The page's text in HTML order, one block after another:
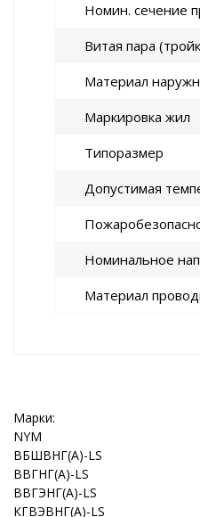
Номин. сечение
Витая пара
Материал
Маркировка жил
Типоразмер
Допустимая
Номинальное
Материал
Марки:
NYM
ВБШВНГ(A)-LS
ВВГНГ(A)-LS
ВВГЭНГ(A)-LS
КГВЭВНГ(A)-LS